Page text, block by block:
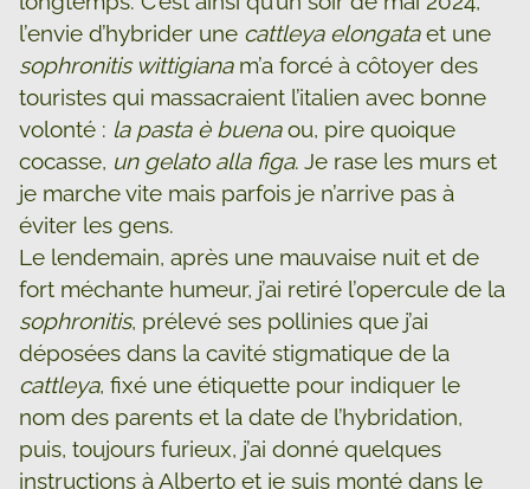
l’envie d’hybrider une cattleya elongataet une
sophronitis wittigianam’a forcé à côtoyer des
touristes qui massacraient l’italien avec bonne
volonté : la pasta è buenaou, pire quoique
cocasse, un gelato alla figa. Je rase les murs et
je marche vite mais parfois je n’arrive pas à
éviter les gens.
Le lendemain, après une mauvaise nuit et de
fort méchante humeur, j’ai retiré l’opercule de la
sophronitis, prélevé ses pollinies que j’ai
déposées dans la cavité stigmatique de la
cattleya, fixé une étiquette pour indiquer le
nom des parents et la date de l’hybridation,
puis, toujours furieux, j’ai donné quelques
instructions à Alberto et je suis monté dans le